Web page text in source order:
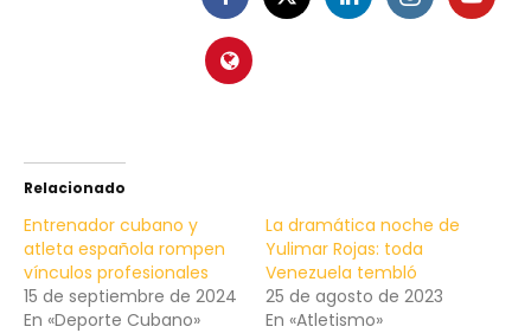
Relacionado
Entrenador cubano y
atleta española rompen
vínculos profesionales
15 de septiembre de 2024
En «Deporte Cubano»
La dramática noche de
Yulimar Rojas: toda
Venezuela tembló
25 de agosto de 2023
En «Atletismo»